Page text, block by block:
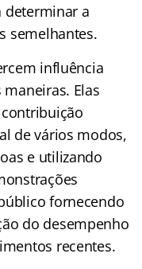
determinar a
semelhantes.
influência
Elas
de vários modos,
e utilizando
fornecendo
do desempenho
recentes.